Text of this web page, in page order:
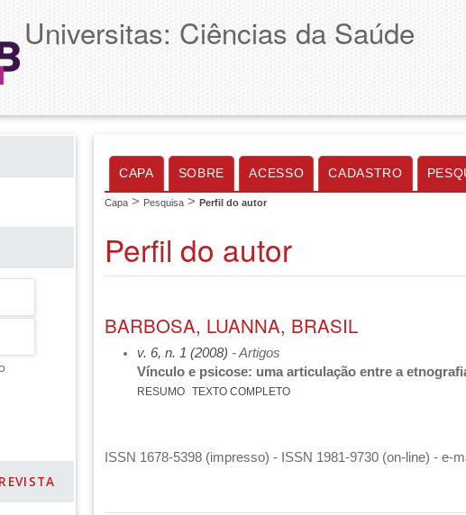
Universitas: Ciências da Saúde
CAPA SOBRE ACESSO CADASTRO
Capa > Pesquisa > Perfil do autor
Perfil do autor
BARBOSA, LUANNA, BRASIL
v. 6, n. 1 (2008) - Artigos
Vínculo e psicose: uma articulação entre a
RESUMO TEXTO COMPLETO
ISSN 1678-5398 (impresso) - ISSN 1981-9730 (on-line) - e-